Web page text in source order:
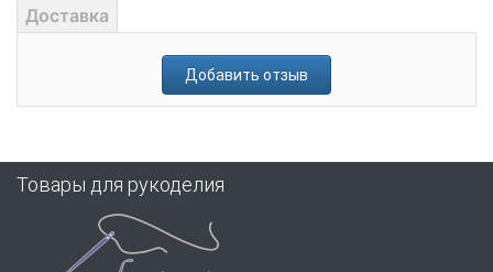
Доставка
Добавить отзыв
Товары для рукоделия